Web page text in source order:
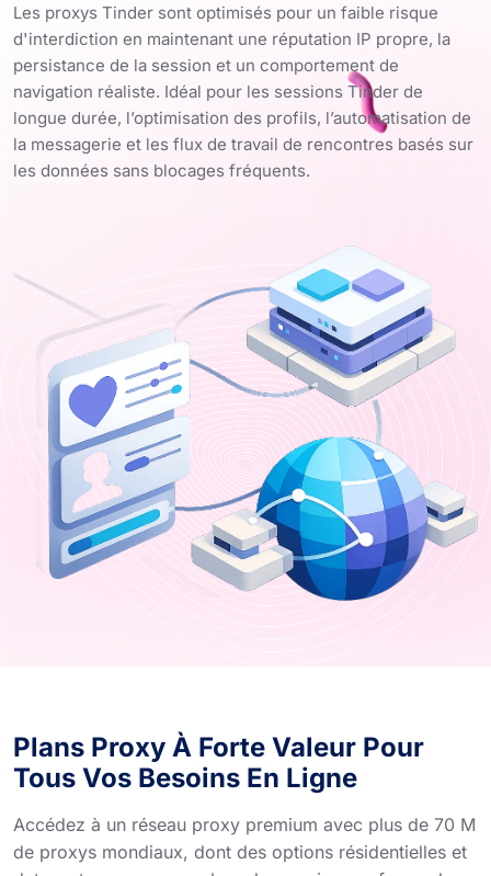
Les proxys Tinder sont optimisés pour un faible risque
d'interdiction en maintenant une réputation IP propre, la
persistance de la session et un comportement de
navigation réaliste. Idéal pour les sessions Tinder de
longue durée, l’optimisation des profils, l’automatisation de
la messagerie et les flux de travail de rencontres basés sur
les données sans blocages fréquents.
Plans Proxy À Forte Valeur Pour
Tous Vos Besoins En Ligne
Accédez à un réseau proxy premium avec plus de 70 M
de proxys mondiaux, dont des options résidentielles et